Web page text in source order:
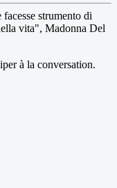
strumento di
vita", Madonna Del
à la conversation.